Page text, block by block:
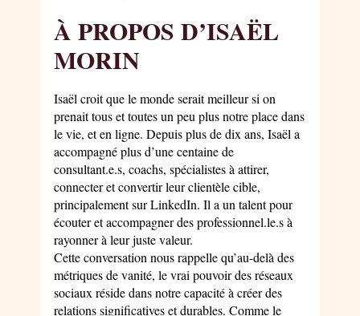
À PROPOS D’ISAËL
MORIN
Isaël croit que le monde serait meilleur si on
prenait tous et toutes un peu plus notre place dans
le vie, et en ligne. Depuis plus de dix ans, Isaël a
accompagné plus d’une centaine de
consultant.e.s, coachs, spécialistes à attirer,
connecter et convertir leur clientèle cible,
principalement sur LinkedIn. Il a un talent pour
écouter et accompagner des professionnel.le.s à
rayonner à leur juste valeur.
Cette conversation nous rappelle qu’au-delà des
métriques de vanité, le vrai pouvoir des réseaux
sociaux réside dans notre capacité à créer des
relations significatives et durables. Comme le